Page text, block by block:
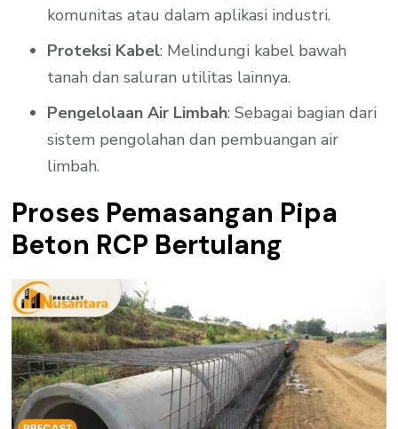
komunitas atau dalam aplikasi industri.
Proteksi Kabel: Melindungi kabel bawah
tanah dan saluran utilitas lainnya.
Pengelolaan Air Limbah: Sebagai bagian dari
sistem pengolahan dan pembuangan air
limbah.
Proses Pemasangan Pipa
Beton RCP Bertulang